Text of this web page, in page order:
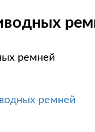
ремней
ремней